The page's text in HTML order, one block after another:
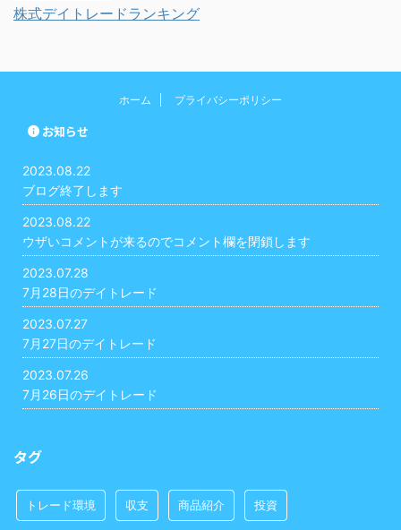
株式デイトレードランキング
ホーム プライバシーポリシー
お知らせ
2023.08.22
ブログ終了します
2023.08.22
ウザいコメントが来るのでコメント欄を閉鎖します
2023.07.28
7月28日のデイトレード
2023.07.27
7月27日のデイトレード
2023.07.26
7月26日のデイトレード
タグ
トレード環境 収支 商品紹介 投資